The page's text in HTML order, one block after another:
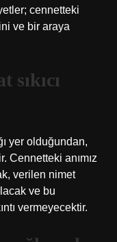
cennetteki
ve bir araya
sıkıcı
yer olduğundan,
Cennetteki anımız
verilen nimet
ve bu
vermeyecektir.